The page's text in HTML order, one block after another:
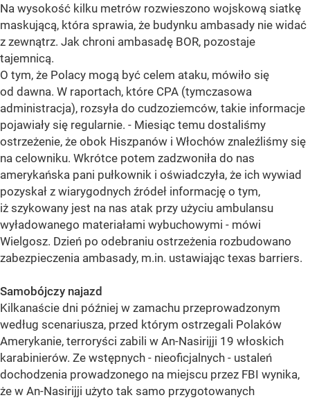
Na wysokość kilku metrów rozwieszono wojskową siatkę
maskującą, która sprawia, że budynku ambasady nie widać
z zewnątrz. Jak chroni ambasadę BOR, pozostaje
tajemnicą.
O tym, że Polacy mogą być celem ataku, mówiło się
od dawna. W raportach, które CPA (tymczasowa
administracja), rozsyła do cudzoziemców, takie informacje
pojawiały się regularnie. - Miesiąc temu dostaliśmy
ostrzeżenie, że obok Hiszpanów i Włochów znaleźliśmy się
na celowniku. Wkrótce potem zadzwoniła do nas
amerykańska pani pułkownik i oświadczyła, że ich wywiad
pozyskał z wiarygodnych źródeł informację o tym,
iż szykowany jest na nas atak przy użyciu ambulansu
wyładowanego materiałami wybuchowymi - mówi
Wielgosz. Dzień po odebraniu ostrzeżenia rozbudowano
zabezpieczenia ambasady, m.in. ustawiając texas barriers.
Samobójczy najazd
Kilkanaście dni później w zamachu przeprowadzonym
według scenariusza, przed którym ostrzegali Polaków
Amerykanie, terroryści zabili w An-Nasirijji 19 włoskich
karabinierów. Ze wstępnych - nieoficjalnych - ustaleń
dochodzenia prowadzonego na miejscu przez FBI wynika,
że w An-Nasirijji użyto tak samo przygotowanych